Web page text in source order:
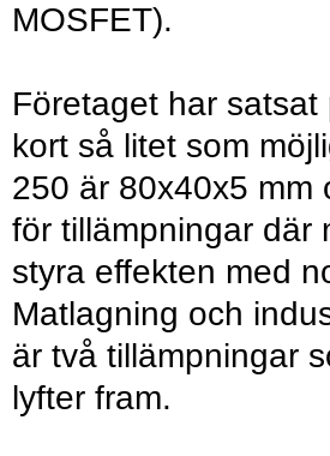
MOSFET).
Företaget har
kort så litet som
250 är 80x40x5 mm
för tillämpningar där
styra effekten med
Matlagning och
är två tillämpningar
lyfter fram.